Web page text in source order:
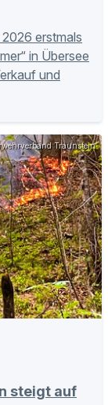
erstmals
in Übersee
und
Traunstein
steigt auf